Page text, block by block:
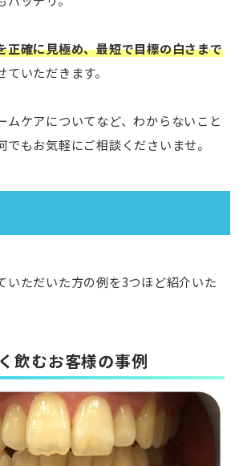
正確に見極め、最短で目標の白さまで
ていただきます。
ムケアについてなど、わからないこと
でもお気軽にご相談くださいませ。
いただいた方の例を3つほど紹介いた
飲むお客様の事例